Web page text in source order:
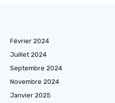
Février 2024
Juillet 2024
Septembre 2024
Novembre 2024
Janvier 2025